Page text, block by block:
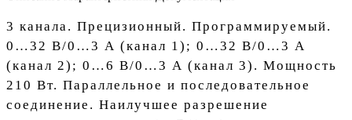
3 канала. Прецизионный. Программируемый.
0…32 В/0…3 А (канал 1); 0…32 В/0…3 А
(канал 2); 0…6 В/0…3 А (канал 3). Мощность
210 Вт. Параллельное и последовательное
соединение. Наилучшее разрешение